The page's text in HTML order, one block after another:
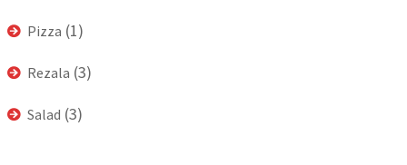
Pizza (1)
Rezala (3)
Salad (3)